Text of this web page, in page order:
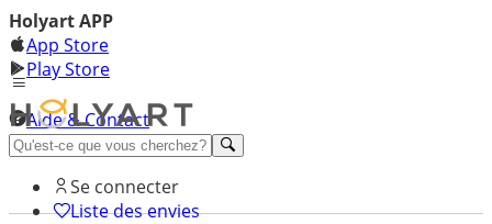
Holyart APP
App Store
Play Store
Aide & Contact
Découvrez Premium
Se connecter
Liste des envies